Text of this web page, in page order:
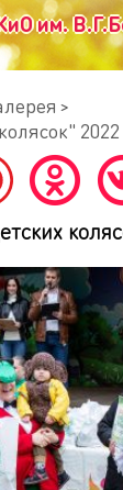
им.
2022